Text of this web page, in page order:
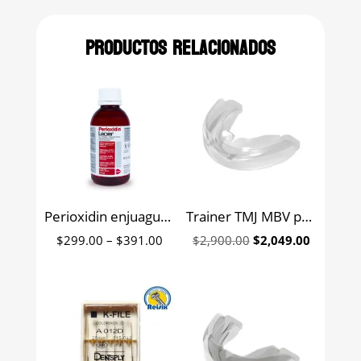
Productos relacionados
Perioxidin enjuague bucal con clorhexidina Lacer
$299.00 – $391.00
through
$391.00
Trainer TMJ MBV para roncadores y respiradores bucales Myofunctional Research Co
$2,900.00 Original
$2,049.00Current